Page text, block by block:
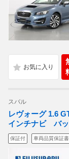
スバル
レヴォーグ 1.6
インチナビ バッ
保証付 車両品質保証